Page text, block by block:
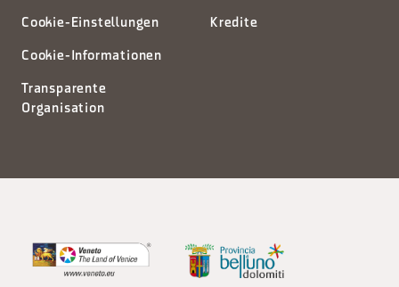
Cookie-Einstellungen
Cookie-Informationen
Transparente
Organisation
Kredite